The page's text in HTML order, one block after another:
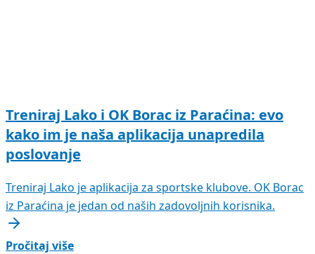
Treniraj Lako i OK Borac iz Paraćina: evo
kako im je naša aplikacija unapredila
poslovanje
Treniraj Lako je aplikacija za sportske klubove. OK Borac
iz Paraćina je jedan od naših zadovoljnih korisnika.
Pročitaj više